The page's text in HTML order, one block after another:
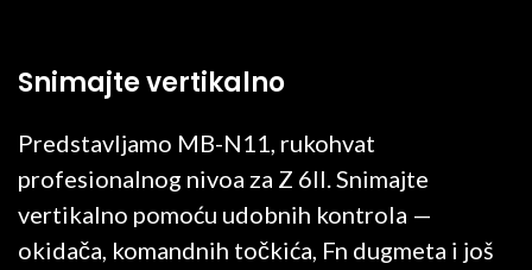
Snimajte vertikalno
Predstavljamo MB-N11, rukohvat
profesionalnog nivoa za Z 6II. Snimajte
vertikalno pomoću udobnih kontrola —
okidača, komandnih točkića, Fn dugmeta i još